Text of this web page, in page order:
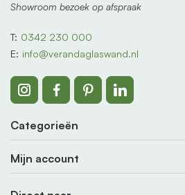
Showroom bezoek op afspraak
T: 0342 230 000
E: info@verandaglaswand.nl
Categorieën
Mijn account